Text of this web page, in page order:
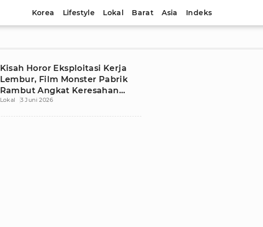
Korea Lifestyle Lokal Barat Asia Indeks
Kisah Horor Eksploitasi Kerja
Lembur, Film Monster Pabrik
Rambut Angkat Keresahan
Jutaan Pekerja
Lokal 3 Juni 2026